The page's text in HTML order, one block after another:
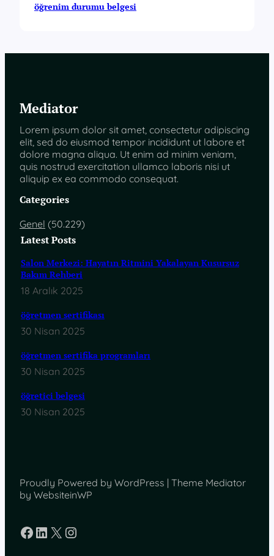
öğrenim durumu belgesi
Mediator
Lorem ipsum dolor sit amet, consectetur adipiscing
elit, sed do eiusmod tempor incididunt ut labore et
dolore magna aliqua. Ut enim ad minim veniam,
quis nostrud exercitation ullamco laboris nisi ut
aliquip ex ea commodo consequat.
Categories
Genel (50.229)
Latest Posts
Salon Merkezi: Hayatın Ritmini Yakalayan Kusursuz
Bakım Rehberi
18 Aralık 2025
öğretmen sertifikası
30 Nisan 2025
öğretmen sertifika programları
30 Nisan 2025
öğretici belgesi
30 Nisan 2025
Proudly Powered by WordPress | Theme Mediator
by WebsiteinWP
Facebook
LinkedIn
X Instagram